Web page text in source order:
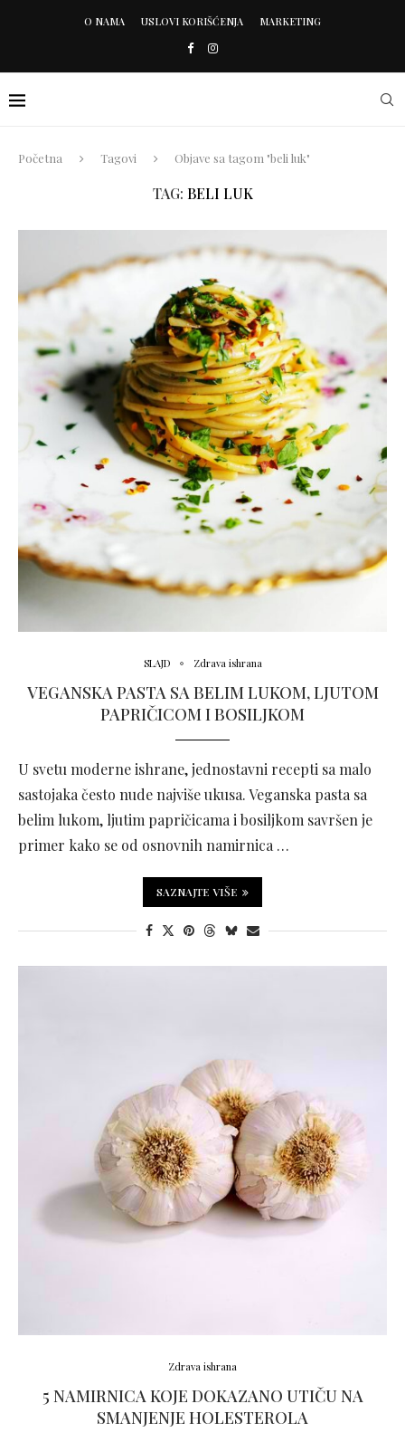
O NAMA USLOVI KORIŠĆENJA MARKETING
Početna Tagovi Objave sa tagom "beli luk"
TAG: BELI LUK
SLAJD Zdrava ishrana
VEGANSKA PASTA SA BELIM LUKOM, LJUTOM
PAPRIČICOM I BOSILJKOM
U svetu moderne ishrane, jednostavni recepti sa malo
sastojaka često nude najviše ukusa. Veganska pasta sa
belim lukom, ljutim papričicama i bosiljkom savršen je
primer kako se od osnovnih namirnica …
SAZNAJTE VIŠE
Zdrava ishrana
5 NAMIRNICA KOJE DOKAZANO UTIČU NA
SMANJENJE HOLESTEROLA